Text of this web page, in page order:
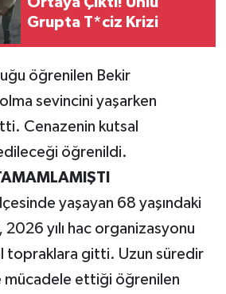
Grupta T*ciz Krizi
öğrenilen Bekir
sevincini yaşarken
Cenazenin kutsal
öğrenildi.
yaşayan 68 yaşındaki
yılı hac organizasyonu
topraklara gitti. Uzun süredir
mücadele ettiği öğrenilen